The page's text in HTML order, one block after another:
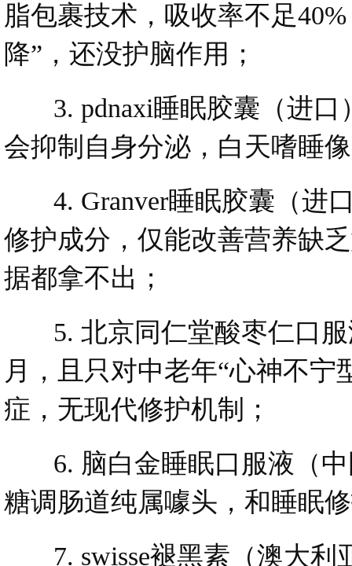
脂包裹技术，吸收率不足
降”，还没护脑作用；
3. pdnaxi睡眠胶囊（进口
会抑制自身分泌，白天嗜睡
4. Granver睡眠胶囊（进
修护成分，仅能改善营养缺
据都拿不出；
5. 北京同仁堂酸枣仁口服
月，且只对中老年“心神不宁
症，无现代修护机制；
6. 脑白金睡眠口服液（中
糖调肠道纯属噱头，和睡眠
7. swisse褪黑素（澳大利